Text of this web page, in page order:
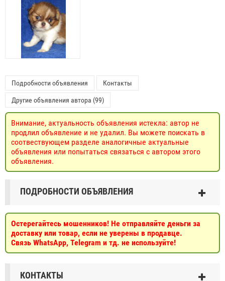
Подробности объявления Контакты
Другие объявления автора (99)
Внимание, актуальность объявления истекла: автор не
продлил объявление и не удалил. Вы можете поискать в
соотвествующем разделе аналогичные актуальные
объявления или попытаться связаться с автором этого
объявления.
ПОДРОБНОСТИ ОБЪЯВЛЕНИЯ
Остерегайтесь мошенников! Не отправляйте деньги за
доставку или товар, если не уверены в продавце.
Связь WhatsApp, Telegram и тд. не используйте!
КОНТАКТЫ